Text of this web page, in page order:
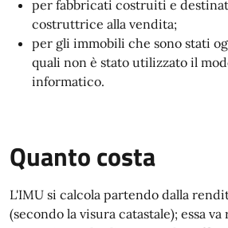
per fabbricati costruiti e
costruttrice alla vendita;
per gli immobili che sono stati
quali non è stato utilizzato il
informatico.
Quanto costa
L'IMU si calcola partendo dalla
(secondo la visura catastale); essa